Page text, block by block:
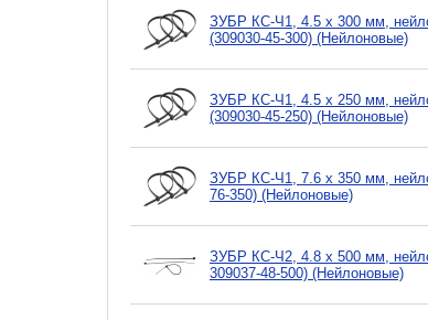
ЗУБР КС-Ч1, 4.5 x 300 мм,
(309030-45-300) (Нейлоновые)
ЗУБР КС-Ч1, 4.5 x 250 мм,
(309030-45-250) (Нейлоновые)
ЗУБР КС-Ч1, 7.6 x 350 мм,
76-350) (Нейлоновые)
ЗУБР КС-Ч2, 4.8 x 500 мм,
309037-48-500) (Нейлоновые)